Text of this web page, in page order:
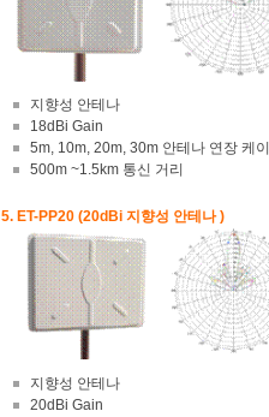
지향성 안테나
18dBi Gain
5m, 10m, 20m, 30m 안테나 연장 케
500m ~1.5km 통신 거리
5. ET-PP20 (20dBi 지향성 안테나 )
지향성 안테나
20dBi Gain